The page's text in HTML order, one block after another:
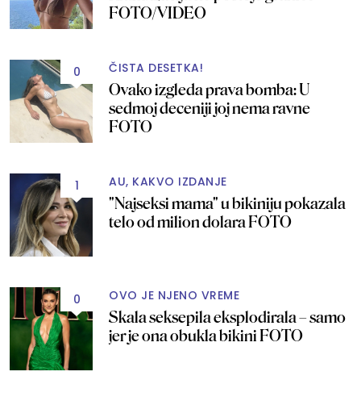
FOTO/VIDEO
0 ČISTA DESETKA!
Ovako izgleda prava bomba: U
sedmoj deceniji joj nema ravne
FOTO
1 AU, KAKVO IZDANJE
"Najseksi mama" u bikiniju pokazala
telo od milion dolara FOTO
0 OVO JE NJENO VREME
Skala seksepila eksplodirala – samo
jer je ona obukla bikini FOTO